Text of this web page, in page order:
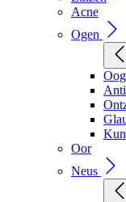
Acne
Ogen
Oor
Neus